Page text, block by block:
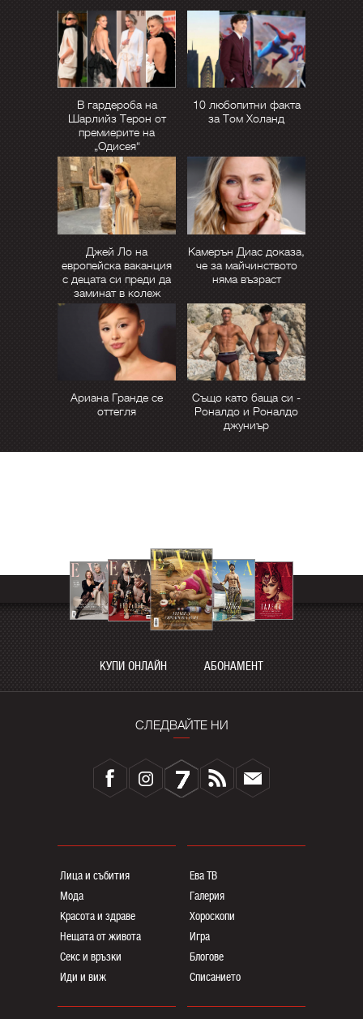
В гардероба на
Шарлийз Терон от
премиерите на
„Одисея“
10 любопитни факта
за Том Холанд
Джей Ло на
европейска ваканция
с децата си преди да
заминат в колеж
Камерън Диас доказа,
че за майчинството
няма възраст
Ариана Гранде се
оттегля
Също като баща си -
Роналдо и Роналдо
джуниър
КУПИ ОНЛАЙН АБОНАМЕНТ
СЛЕДВАЙТЕ НИ
Лица и събития
Мода
Красота и здраве
Нещата от живота
Секс и връзки
Иди и виж
Ева ТВ
Галерия
Хороскопи
Игра
Блогoве
Списанието